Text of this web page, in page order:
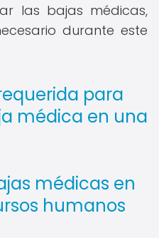
las bajas médicas,
durante este
para
médica en una
médicas en
humanos